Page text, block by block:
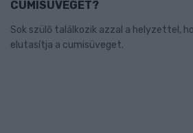
CUMISÜVEGET?
Sok szülő találkozik azzal a helyzettel,
elutasítja a cumisüveget.